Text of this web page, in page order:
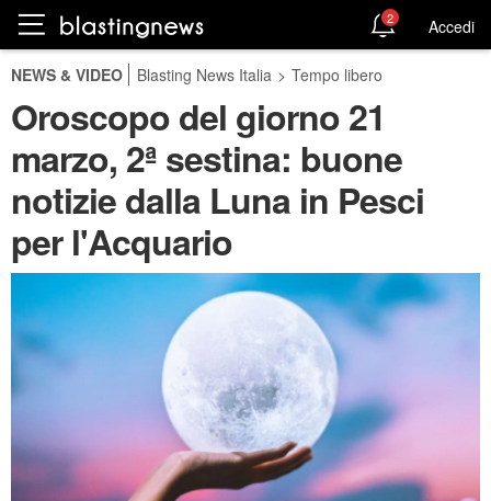
2 Accedi
NEWS & VIDEO Blasting News Italia > Tempo libero
Oroscopo del giorno 21
marzo, 2ª sestina: buone
notizie dalla Luna in Pesci
per l'Acquario